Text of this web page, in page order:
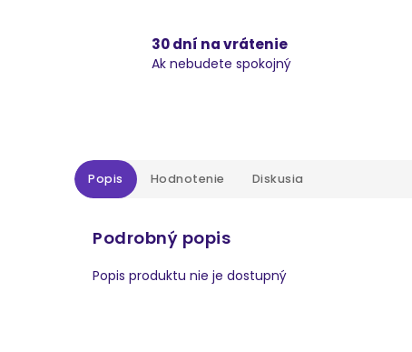
30 dní na vrátenie
Ak nebudete spokojný
Popis Hodnotenie Diskusia
Podrobný popis
Popis produktu nie je dostupný